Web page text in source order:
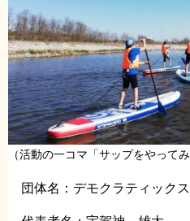
（活動の一コマ「サップをやって
団体名：デモクラティック